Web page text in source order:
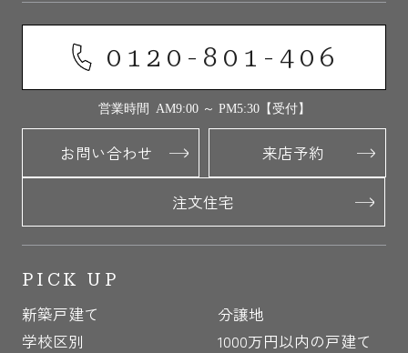
0120-801-406
営業時間 AM9:00 ～ PM5:30【受付】
お問い合わせ 来店予約
注文住宅
PICK UP
新築戸建て
分譲地
学校区別
1000万円以内の戸建て